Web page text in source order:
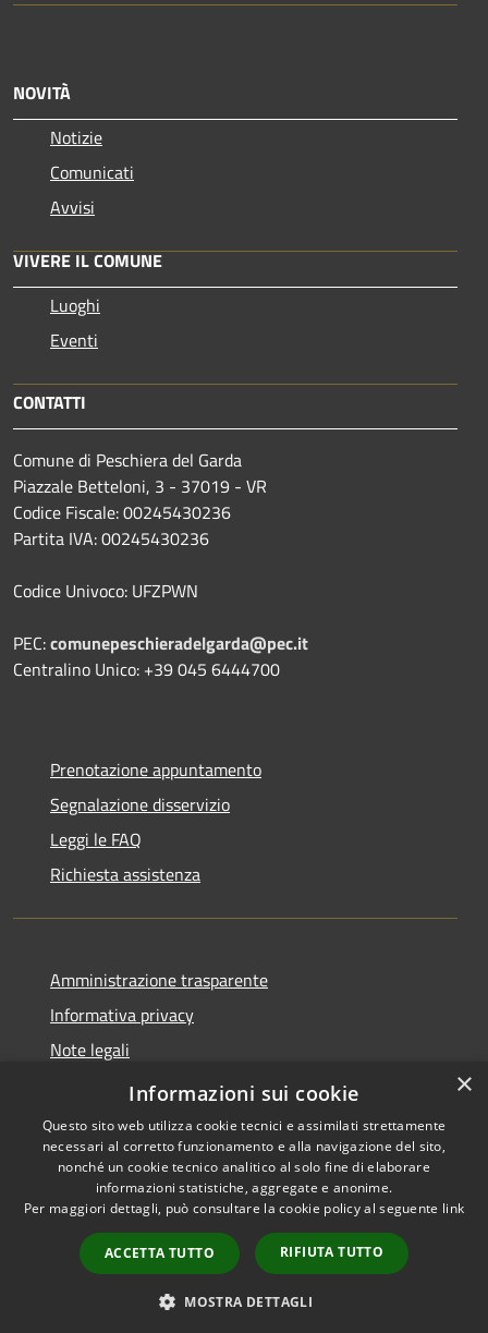
NOVITÀ
Notizie
Comunicati
Avvisi
VIVERE IL COMUNE
Luoghi
Eventi
CONTATTI
Comune di Peschiera del Garda
Piazzale Betteloni, 3 - 37019 - VR
Codice Fiscale: 00245430236
Partita IVA: 00245430236
Codice Univoco: UFZPWN
PEC:comunepeschieradelgarda@pec.it
Centralino Unico: +39 045 6444700
Prenotazione appuntamento
Segnalazione disservizio
Leggi le FAQ
Richiesta assistenza
Amministrazione trasparente
Informativa privacy
Note legali
Dichiarazione di accessibilità
Accessibilità
Copyright © 2026 • Comune di
Peschiera del Garda • Powered
byMunicipium
Accesso
redazione
×
Informazioni sui cookie
Questo sito web utilizza cookie tecnici e assimilati strettamente
necessari al corretto funzionamento e alla navigazione del sito,
nonché un cookie tecnico analitico al solo fine di elaborare
informazioni statistiche, aggregate e anonime.
Per maggiori dettagli, può consultare la cookie policy al seguente link
ACCETTA TUTTO RIFIUTA TUTTO
MOSTRA DETTAGLI